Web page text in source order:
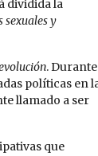
dividida la
sexuales y
. Durante
políticas en
llamado a ser
que